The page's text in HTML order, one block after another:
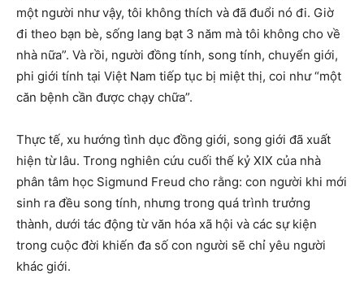
một người như vậy, tôi không thích và đã đuổi nó đi. Giờ
đi theo bạn bè, sống lang bạt 3 năm mà tôi không cho về
nhà nữa”. Và rồi, người đồng tính, song tính, chuyển giới,
phi giới tính tại Việt Nam tiếp tục bị miệt thị, coi như “một
căn bệnh cần được chạy chữa”.
Thực tế, xu hướng tình dục đồng giới, song giới đã xuất
hiện từ lâu. Trong nghiên cứu cuối thế kỷ XIX của nhà
phân tâm học Sigmund Freud cho rằng: con người khi mới
sinh ra đều song tính, nhưng trong quá trình trưởng
thành, dưới tác động từ văn hóa xã hội và các sự kiện
trong cuộc đời khiến đa số con người sẽ chỉ yêu người
khác giới.